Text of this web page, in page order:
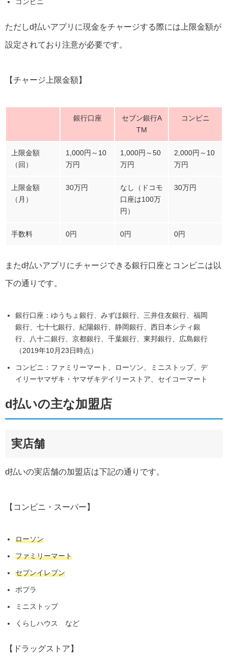
ただしd払いアプリに現金をチャージする際には上限金額が
設定されており注意が必要です。
【チャージ上限金額】
銀行口座
セブン銀行A
TM
コンビニ
上限金額
（回）
1,000円～10
万円
1,000円～50
万円
2,000円～10
万円
上限金額
（月）
30万円
なし（ドコモ
口座は100万
円）
30万円
手数料 0円 0円 0円
またd払いアプリにチャージできる銀行口座とコンビニは以
下の通りです。
銀行口座：ゆうちょ銀行、みずほ銀行、三井住友銀行、福岡
銀行、七十七銀行、紀陽銀行、静岡銀行、西日本シティ銀
行、八十二銀行、京都銀行、千葉銀行、東邦銀行、広島銀行
（2019年10月23日時点）
コンビニ：ファミリーマート、ローソン、ミニストップ、デ
イリーヤマザキ・ヤマザキデイリーストア、セイコーマート
d払いの主な加盟店
実店舗
d払いの実店舗の加盟店は下記の通りです。
【コンビニ・スーパー】
ローソン
ファミリーマート
セブンイレブン
ポプラ
ミニストップ
くらしハウス など
【ドラッグストア】